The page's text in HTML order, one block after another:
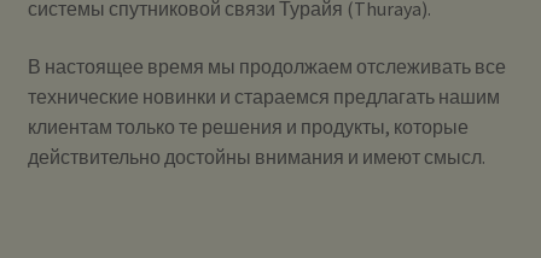
системы спутниковой связи Турайя (Thuraya).
В настоящее время мы продолжаем отслеживать все
технические новинки и стараемся предлагать нашим
клиентам только те решения и продукты, которые
действительно достойны внимания и имеют смысл.